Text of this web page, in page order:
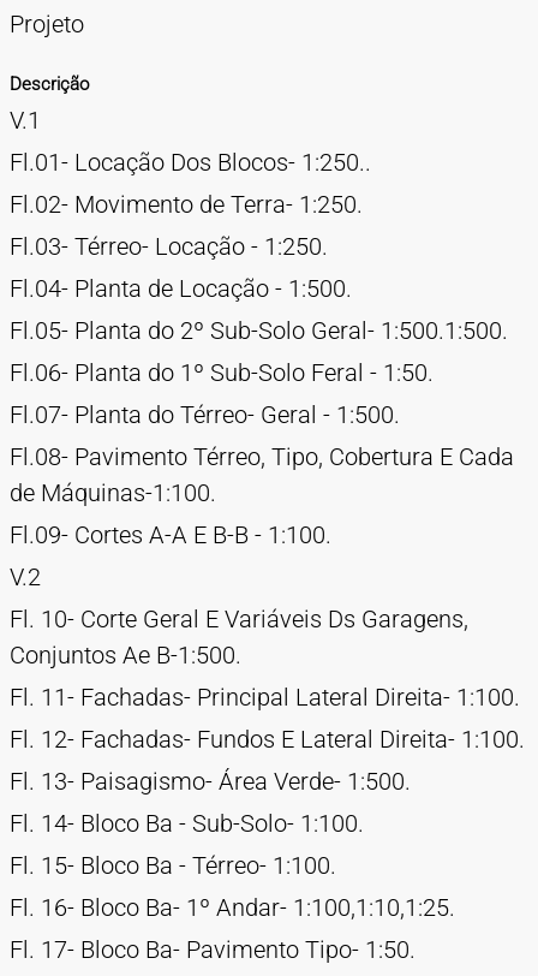
Projeto
Descrição
V.1
Fl.01- Locação Dos Blocos- 1:250..
Fl.02- Movimento de Terra- 1:250.
Fl.03- Térreo- Locação - 1:250.
Fl.04- Planta de Locação - 1:500.
Fl.05- Planta do 2º Sub-Solo Geral- 1:500.1:500.
Fl.06- Planta do 1º Sub-Solo Feral - 1:50.
Fl.07- Planta do Térreo- Geral - 1:500.
Fl.08- Pavimento Térreo, Tipo, Cobertura E Cada
de Máquinas-1:100.
Fl.09- Cortes A-A E B-B - 1:100.
V.2
Fl. 10- Corte Geral E Variáveis Ds Garagens,
Conjuntos Ae B-1:500.
Fl. 11- Fachadas- Principal Lateral Direita- 1:100.
Fl. 12- Fachadas- Fundos E Lateral Direita- 1:100.
Fl. 13- Paisagismo- Área Verde- 1:500.
Fl. 14- Bloco Ba - Sub-Solo- 1:100.
Fl. 15- Bloco Ba - Térreo- 1:100.
Fl. 16- Bloco Ba- 1º Andar- 1:100,1:10,1:25.
Fl. 17- Bloco Ba- Pavimento Tipo- 1:50.